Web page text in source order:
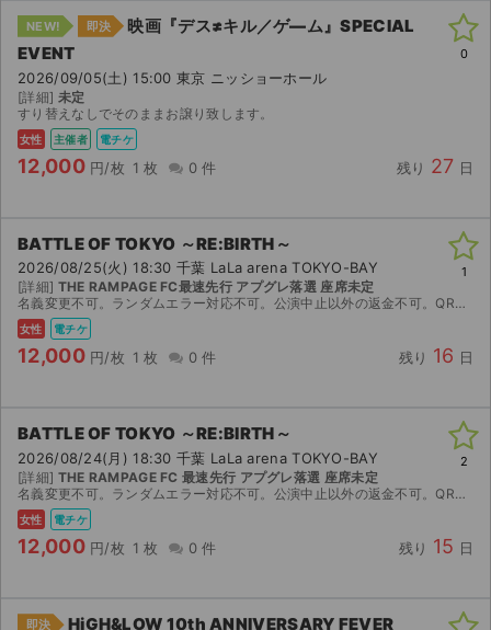
NEW! 即決
映画『デス≠キル／ゲ―ム』SPECIAL
EVENT
2026/09/05(土) 15:00 東京 ニッショーホール
[詳細] 未定
すり替えなしでそのままお譲り致します。
女性 主催者 電チケ
12,000 円/枚 1 枚 0 件 残り 27 日
0
BATTLE OF TOKYO ～RE:BIRTH～
2026/08/25(火) 18:30 千葉 LaLa arena TOKYO-BAY
[詳細] THE RAMPAGE FC最速先行 アプグレ落選 座席未定
名義変更不可。ランダムエラー対応不可。公演中止以外の返金不可。QRコード送ります。
女性 電チケ
12,000 円/枚 1 枚 0 件 残り 16 日
1
BATTLE OF TOKYO ～RE:BIRTH～
2026/08/24(月) 18:30 千葉 LaLa arena TOKYO-BAY
[詳細] THE RAMPAGE FC 最速先行 アプグレ落選 座席未定
名義変更不可。ランダムエラー対応不可。公演中止以外の返金不可。QRコード送ります。
女性 電チケ
12,000 円/枚 1 枚 0 件 残り 15 日
2
即決 HiGH&LOW 10th ANNIVERSARY FEVER